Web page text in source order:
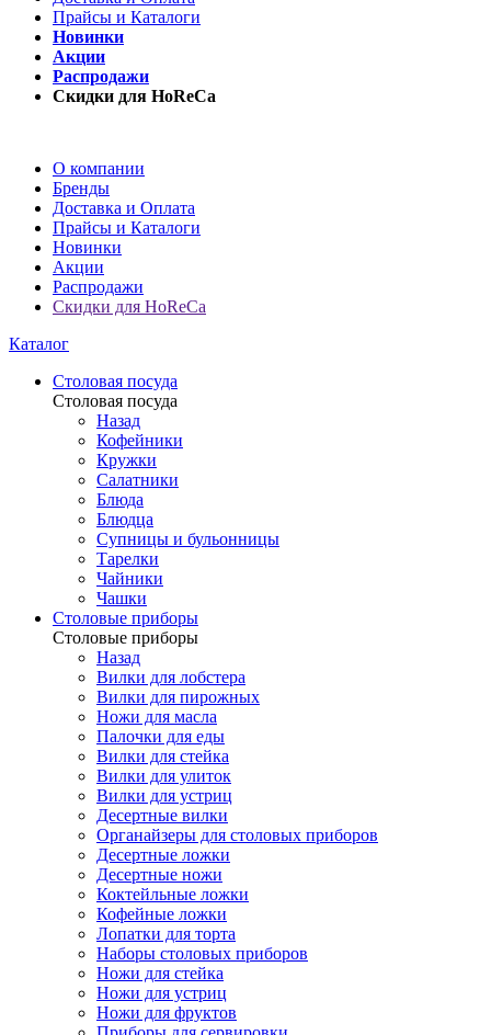
Прайсы и Каталоги
Новинки
Акции
Распродажи
Скидки для HoReCa
О компании
Бренды
Доставка и Оплата
Прайсы и Каталоги
Новинки
Акции
Распродажи
Скидки для HoReCa
Каталог
Столовая посуда
Столовая посуда
Назад
Кофейники
Кружки
Салатники
Блюда
Блюдца
Супницы и бульонницы
Тарелки
Чайники
Чашки
Cтоловые приборы
Cтоловые приборы
Назад
Вилки для лобстера
Вилки для пирожных
Ножи для масла
Палочки для еды
Вилки для стейка
Вилки для улиток
Вилки для устриц
Десертные вилки
Органайзеры для столовых приборов
Десертные ложки
Десертные ножи
Коктейльные ложки
Кофейные ложки
Лопатки для торта
Наборы столовых приборов
Ножи для стейка
Ножи для устриц
Ножи для фруктов